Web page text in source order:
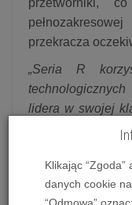
przekracza
„Seria R
lidera w swojej
standardy dla
dźwięku. Dzięki
technologii
akustyczne.
Klikając
danych cookie